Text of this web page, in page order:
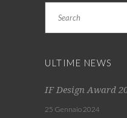
ULTIME NEWS
IF Design Award
25 Gennaio 2024